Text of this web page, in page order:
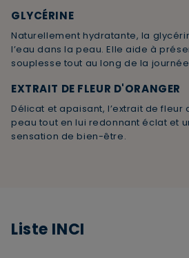
GLYCÉRINE
Naturellement hydratante, la
l’eau dans la peau. Elle aide à
souplesse tout au long de la
EXTRAIT DE FLEUR D'ORANGER
Délicat et apaisant, l’extrait de fleur
peau tout en lui redonnant éclat et
sensation de bien-être.
Liste INCI